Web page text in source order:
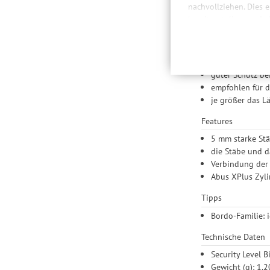
nachvollziehen. Dies
bereitzustellen
der Einbindung von
Nutzung unserer
Einstellungen
gegeben.
guter Schutz
empfohlen für
je größer das
Features
5 mm starke
die Stäbe und
Verbindung
Abus XPlus
Tipps
Bordo-Familie:
Technische Daten
Security Level
Gewicht (g):